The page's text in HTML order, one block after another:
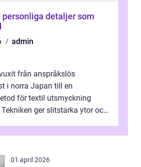
admin
från anspråkslös
i norra Japan till en
för textil utsmyckning
ger slitstarka ytor och
01 april 2026